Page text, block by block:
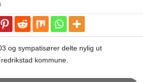
og sympatisører delte nylig ut
kommune.